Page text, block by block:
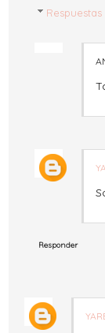
Respuestas
Responder